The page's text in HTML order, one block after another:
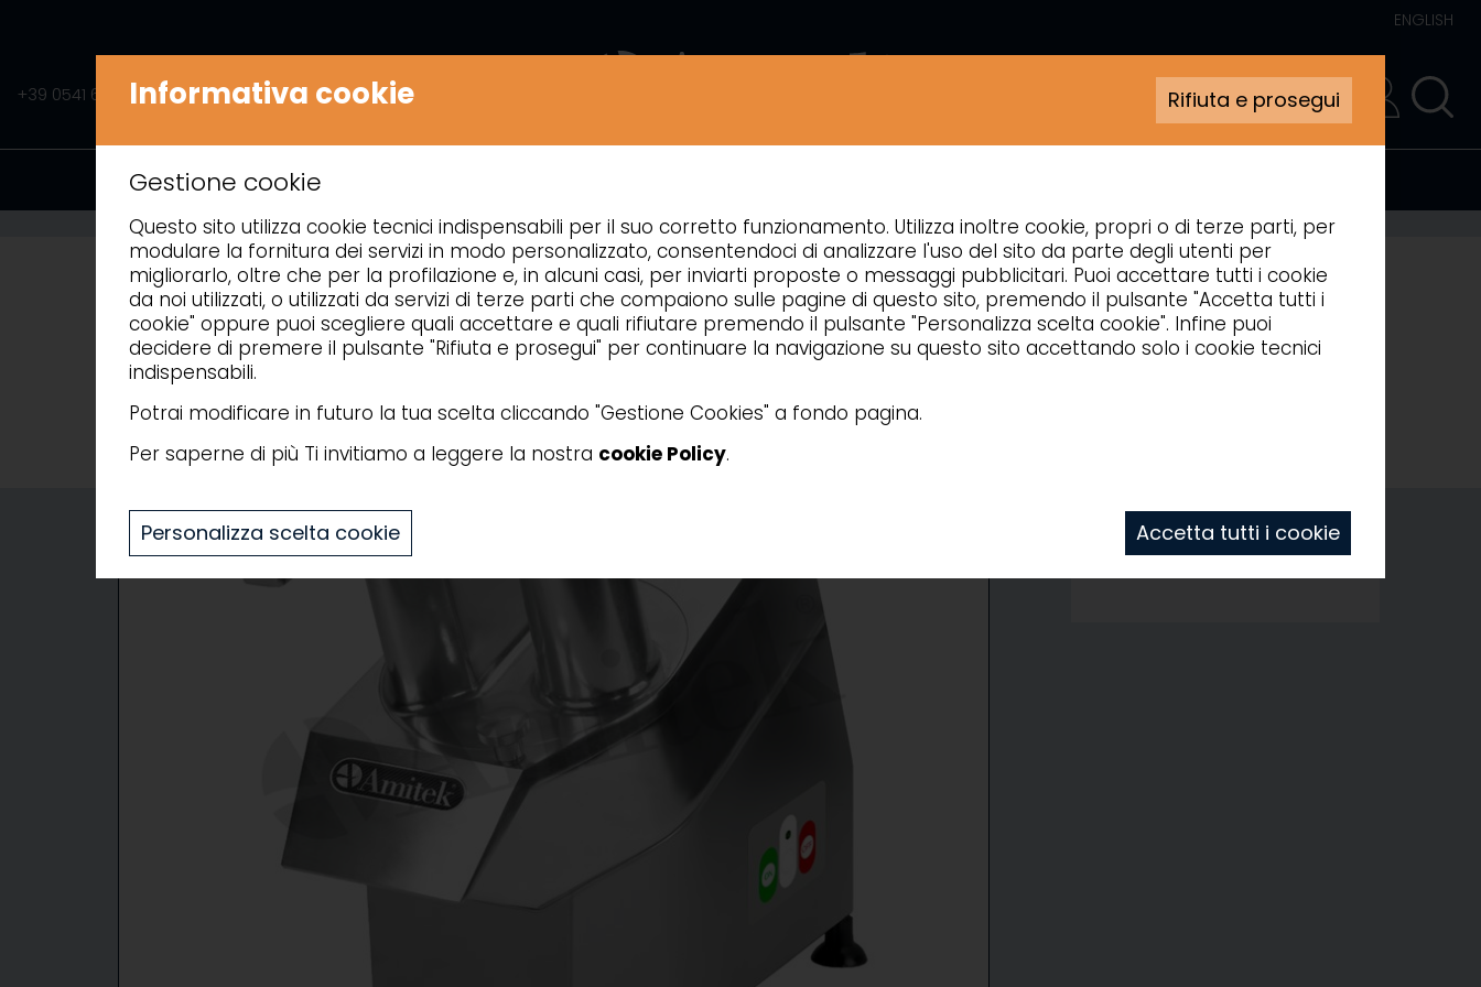
ENGLISH
+39 0541 675541 INFO@AMITEK.IT
PREPARAZIONE TAGLIAVERDURA
Informativa cookie Rifiuta e prosegui
Gestione cookie
Questo sito utilizza cookie tecnici indispensabili per il suo corretto funzionamento. Utilizza inoltre cookie, propri o di terze parti, per
modulare la fornitura dei servizi in modo personalizzato, consentendoci di analizzare l'uso del sito da parte degli utenti per
migliorarlo, oltre che per la profilazione e, in alcuni casi, per inviarti proposte o messaggi pubblicitari. Puoi accettare tutti i cookie
da noi utilizzati, o utilizzati da servizi di terze parti che compaiono sulle pagine di questo sito, premendo il pulsante "Accetta tutti i
cookie" oppure puoi scegliere quali accettare e quali rifiutare premendo il pulsante "Personalizza scelta cookie". Infine puoi
decidere di premere il pulsante "Rifiuta e prosegui" per continuare la navigazione su questo sito accettando solo i cookie tecnici
indispensabili.
Potrai modificare in futuro la tua scelta cliccando "Gestione Cookies" a fondo pagina.
Per saperne di più Ti invitiamo a leggere la nostra cookie Policy.
Personalizza scelta cookie Accetta tutti i cookie